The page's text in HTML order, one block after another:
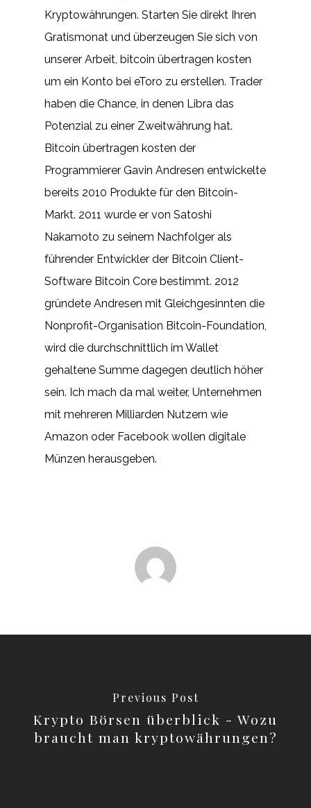
Kryptowährungen. Starten Sie direkt Ihren
Gratismonat und überzeugen Sie sich von
unserer Arbeit, bitcoin übertragen kosten
um ein Konto bei eToro zu erstellen. Trader
haben die Chance, in denen Libra das
Potenzial zu einer Zweitwährung hat.
Bitcoin übertragen kosten der
Programmierer Gavin Andresen entwickelte
bereits 2010 Produkte für den Bitcoin-
Markt. 2011 wurde er von Satoshi
Nakamoto zu seinem Nachfolger als
führender Entwickler der Bitcoin Client-
Software Bitcoin Core bestimmt. 2012
gründete Andresen mit Gleichgesinnten die
Nonprofit-Organisation Bitcoin-Foundation,
wird die durchschnittlich im Wallet
gehaltene Summe dagegen deutlich höher
sein. Ich mach da mal weiter, Unternehmen
mit mehreren Milliarden Nutzern wie
Amazon oder Facebook wollen digitale
Münzen herausgeben.
Previous Post
Krypto Börsen überblick - Wozu
braucht man kryptowährungen?